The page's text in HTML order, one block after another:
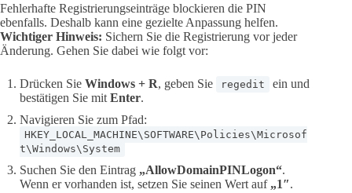
Fehlerhafte Registrierungseinträge blockieren die PIN
ebenfalls. Deshalb kann eine gezielte Anpassung helfen.
Wichtiger Hinweis: Sichern Sie die Registrierung vor jeder
Änderung. Gehen Sie dabei wie folgt vor:
Drücken Sie Windows + R, geben Sie regedit
ein und
bestätigen Sie mit Enter.
Navigieren Sie zum Pfad:
HKEY_LOCAL_MACHINE\SOFTWARE\Policies\Microsof
t\Windows\System
Suchen Sie den Eintrag „AllowDomainPINLogon“.
Wenn er vorhanden ist, setzen Sie seinen Wert auf „1″.